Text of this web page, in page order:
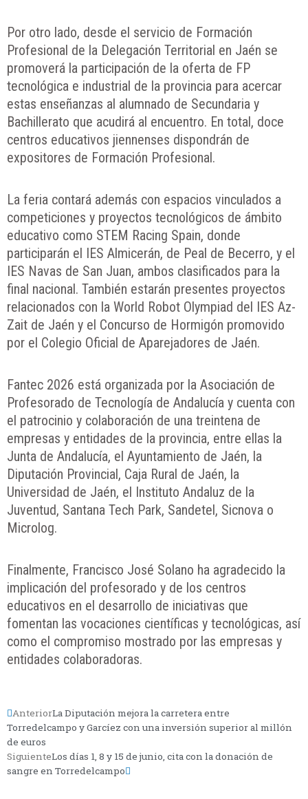
Por otro lado, desde el servicio de Formación
Profesional de la Delegación Territorial en Jaén se
promoverá la participación de la oferta de FP
tecnológica e industrial de la provincia para acercar
estas enseñanzas al alumnado de Secundaria y
Bachillerato que acudirá al encuentro. En total, doce
centros educativos jiennenses dispondrán de
expositores de Formación Profesional.
La feria contará además con espacios vinculados a
competiciones y proyectos tecnológicos de ámbito
educativo como STEM Racing Spain, donde
participarán el IES Almicerán, de Peal de Becerro, y el
IES Navas de San Juan, ambos clasificados para la
final nacional. También estarán presentes proyectos
relacionados con la World Robot Olympiad del IES Az-
Zait de Jaén y el Concurso de Hormigón promovido
por el Colegio Oficial de Aparejadores de Jaén.
Fantec 2026 está organizada por la Asociación de
Profesorado de Tecnología de Andalucía y cuenta con
el patrocinio y colaboración de una treintena de
empresas y entidades de la provincia, entre ellas la
Junta de Andalucía, el Ayuntamiento de Jaén, la
Diputación Provincial, Caja Rural de Jaén, la
Universidad de Jaén, el Instituto Andaluz de la
Juventud, Santana Tech Park, Sandetel, Sicnova o
Microlog.
Finalmente, Francisco José Solano ha agradecido la
implicación del profesorado y de los centros
educativos en el desarrollo de iniciativas que
fomentan las vocaciones científicas y tecnológicas, así
como el compromiso mostrado por las empresas y
entidades colaboradoras.
AnteriorLa Diputación mejora la carretera entre
Torredelcampo y Garcíez con una inversión superior al millón
de euros
SiguienteLos días 1, 8 y 15 de junio, cita con la donación de
sangre en Torredelcampo